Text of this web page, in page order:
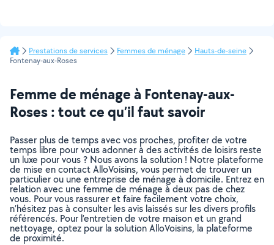
Prestations de services Femmes de ménage
Hauts-de-seine
Fontenay-aux-Roses
Femme de ménage à Fontenay-aux-
Roses : tout ce qu’il faut savoir
Passer plus de temps avec vos proches, profiter de votre
temps libre pour vous adonner à des activités de loisirs reste
un luxe pour vous ? Nous avons la solution ! Notre plateforme
de mise en contact AlloVoisins, vous permet de trouver un
particulier ou une entreprise de ménage à domicile. Entrez en
relation avec une femme de ménage à deux pas de chez
vous. Pour vous rassurer et faire facilement votre choix,
n’hésitez pas à consulter les avis laissés sur les divers profils
référencés. Pour l’entretien de votre maison et un grand
nettoyage, optez pour la solution AlloVoisins, la plateforme
de proximité.